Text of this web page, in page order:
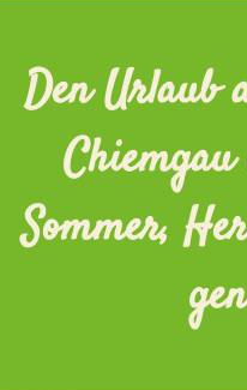
Den Urlaub
Sommer,